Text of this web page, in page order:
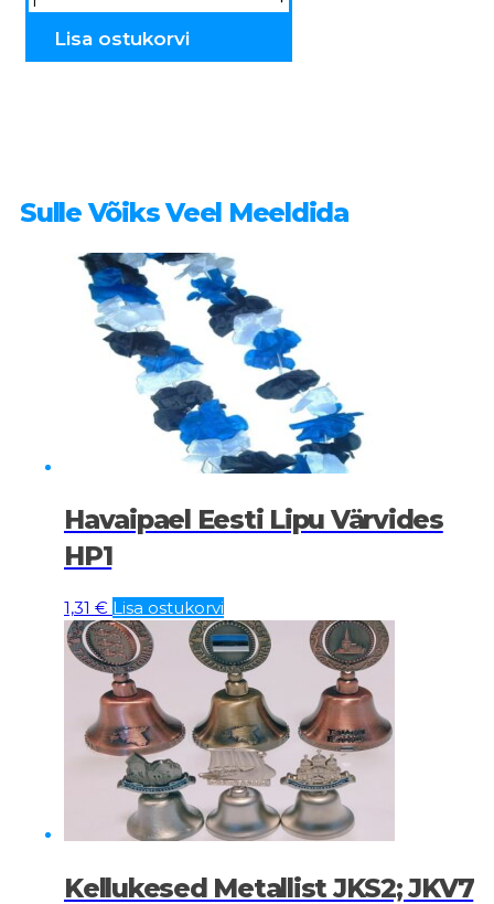
keraamilised
Tuulik
Lisa ostukorvi
Sulle Võiks Veel Meeldida
Havaipael Eesti Lipu Värvides
HP1
1,31 € Lisa ostukorvi
Kellukesed Metallist JKS2; JKV7